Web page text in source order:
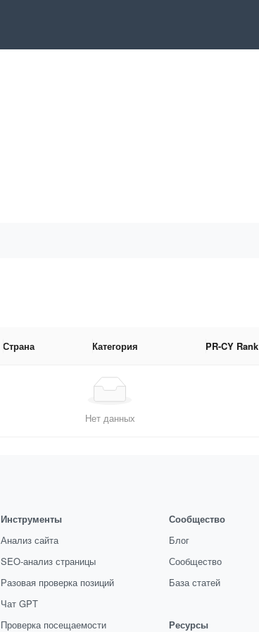
Страна Категория PR-CY Rank
Нет данных
Инструменты
Анализ сайта
SEO-анализ страницы
Разовая проверка позиций
Чат GPT
Проверка посещаемости
Сообщество
Блог
Сообщество
База статей
Ресурсы